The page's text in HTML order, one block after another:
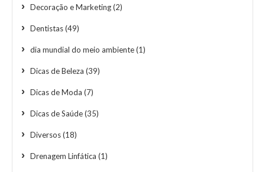
Decoração e Marketing(2)
Dentistas(49)
dia mundial do meio ambiente(1)
Dicas de Beleza (39)
Dicas de Moda (7)
Dicas de Saúde(35)
Diversos(18)
Drenagem Linfática (1)